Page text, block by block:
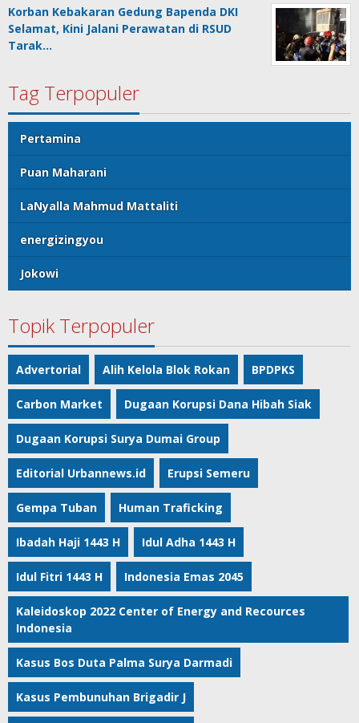
Korban Kebakaran Gedung Bapenda DKI
Selamat, Kini Jalani Perawatan di RSUD
Tarak…
Tag Terpopuler
Pertamina
Puan Maharani
LaNyalla Mahmud Mattaliti
energizingyou
Jokowi
Topik Terpopuler
Advertorial Alih Kelola Blok Rokan BPDPKS
Carbon Market Dugaan Korupsi Dana Hibah Siak
Dugaan Korupsi Surya Dumai Group
Editorial Urbannews.id Erupsi Semeru
Gempa Tuban Human Traficking
Ibadah Haji 1443 H Idul Adha 1443 H
Idul Fitri 1443 H Indonesia Emas 2045
Kaleidoskop 2022 Center of Energy and Recources
Indonesia
Kasus Bos Duta Palma Surya Darmadi
Kasus Pembunuhan Brigadir J